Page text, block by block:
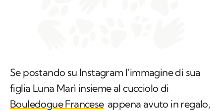
Se postando su Instagram l’immagine di sua
figlia Luna Marì insieme al cucciolo di
Bouledogue Francese appena avuto in regalo,